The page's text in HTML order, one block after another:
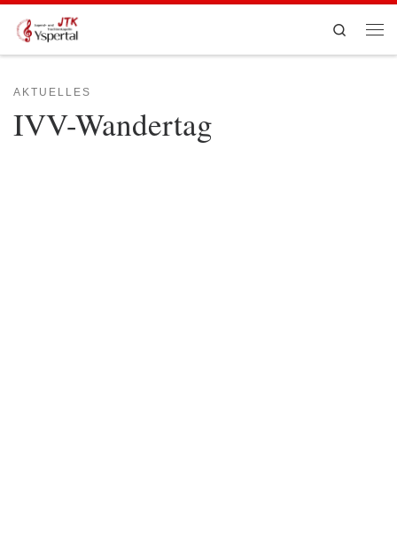
Zum Inhalt springen
Search
AKTUELLES
IVV-Wandertag